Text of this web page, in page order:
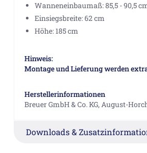
Wanneneinbaumaß: 85,5 - 90,5
Einsiegsbreite: 62 cm
Höhe: 185 cm
Hinweis:
Montage und Lieferung werden
Herstellerinformationen
Breuer GmbH & Co. KG, August-
Downloads &